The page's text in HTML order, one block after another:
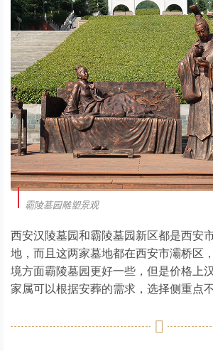
霸陵墓园雕塑景观
西安汉陵墓园和霸陵墓园新区都是西安
地，而且这两家墓地都在西安市灞桥区
境方面霸陵墓园更好一些，但是价格上
家属可以根据安葬的需求，选择侧重点